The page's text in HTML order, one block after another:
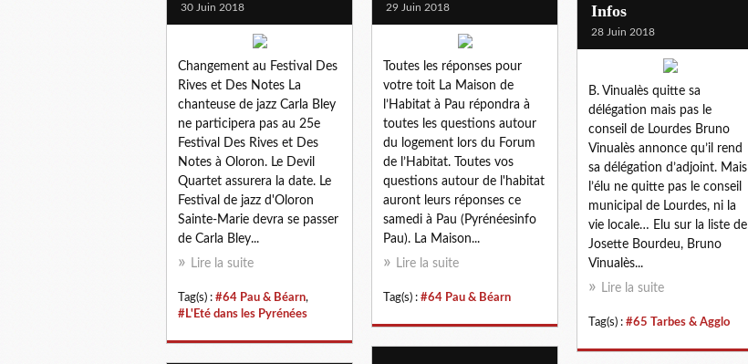
30 Juin 2018
Changement au Festival Des
Rives et Des Notes La
chanteuse de jazz Carla Bley
ne participera pas au 25e
Festival Des Rives et Des
Notes à Oloron. Le Devil
Quartet assurera la date. Le
Festival de jazz d'Oloron
Sainte-Marie devra se passer
de Carla Bley...
Lire la suite
Tag(s) : #64 Pau & Béarn,
#L'Eté dans les Pyrénées
29 Juin 2018
Toutes les réponses pour
votre toit La Maison de
l’Habitat à Pau répondra à
toutes les questions autour
du logement lors du Forum
de l’Habitat. Toutes vos
questions autour de l'habitat
auront leurs réponses ce
samedi à Pau (Pyrénéesinfo
Pau). La Maison...
Lire la suite
Tag(s) : #64 Pau & Béarn
Infos
28 Juin 2018
B. Vinualès quitte sa
délégation mais pas le
conseil de Lourdes Bruno
Vinualès annonce qu’il rend
sa délégation d’adjoint. Mais
l’élu ne quitte pas le conseil
municipal de Lourdes, ni la
vie locale… Elu sur la liste de
Josette Bourdeu, Bruno
Vinualès...
Lire la suite
Tag(s) : #65 Tarbes & Agglo